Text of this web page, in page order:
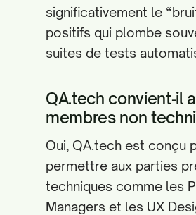
significativement le
positifs qui plombe
suites de tests
QA.tech convient‑il
membres non
Oui, QA.tech est conçu
permettre aux parties
techniques comme les
Managers et les UX